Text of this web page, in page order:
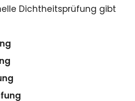
Dichtheitsprüfung gibt